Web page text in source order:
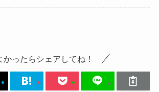
かったらシェアしてね！